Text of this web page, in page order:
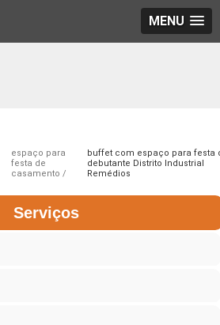
MENU
espaço para
festa de
casamento
buffet com espaço para festa
debutante Distrito Industrial
Remédios
Serviços